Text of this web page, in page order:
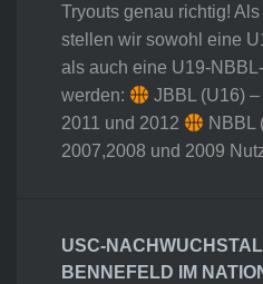
Tryouts genau richtig!
stellen wir sowohl eine
als auch eine U19-
werden:
JBBL (U16)
2011 und 2012
NBBL
2007,2008 und 2009
USC-
BENNEFELD IM